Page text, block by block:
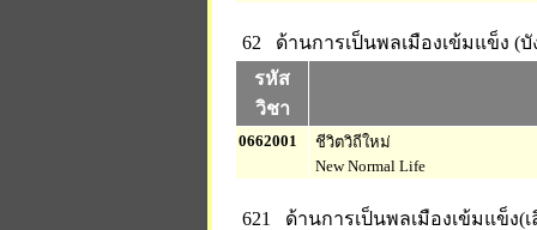
62 ด้านการเป็นพลเมืองเข้มแข็ง (บั
รหัส
วิชา
0662001
ชีวิตวิถีใหม่
New Normal Life
621 ด้านการเป็นพลเมืองเข้มแข็ง(เ